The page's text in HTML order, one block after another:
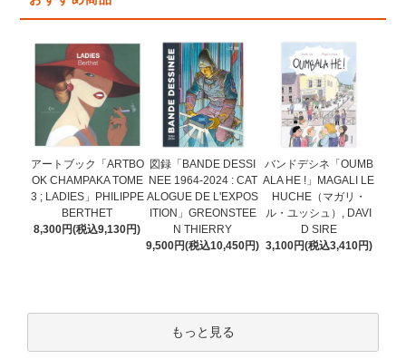
アートブック「ARTBO
OK CHAMPAKA TOME
3 ; LADIES」PHILIPPE
BERTHET
8,300円(税込9,130円)
図録「BANDE DESSI
NEE 1964-2024 : CAT
ALOGUE DE L'EXPOS
ITION」GREONSTEE
N THIERRY
9,500円(税込10,450円)
バンドデシネ「OUMB
ALA HE !」MAGALI LE
HUCHE（マガリ・
ル・ユッシュ）, DAVI
D SIRE
3,100円(税込3,410円)
もっと見る